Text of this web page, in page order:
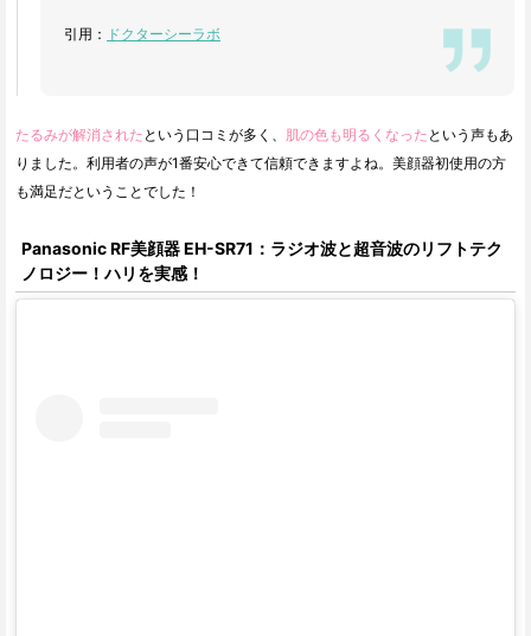
引用： ドクターシーラボ
たるみが解消された という口コミが多く、 肌の色も明るくなった という声もあ
りました。利用者の声が1番安心できて信頼できますよね。美顔器初使用の方
も満足だということでした！
Panasonic RF美顔器 EH-SR71：ラジオ波と超音波のリフトテク
ノロジー！ハリを実感！